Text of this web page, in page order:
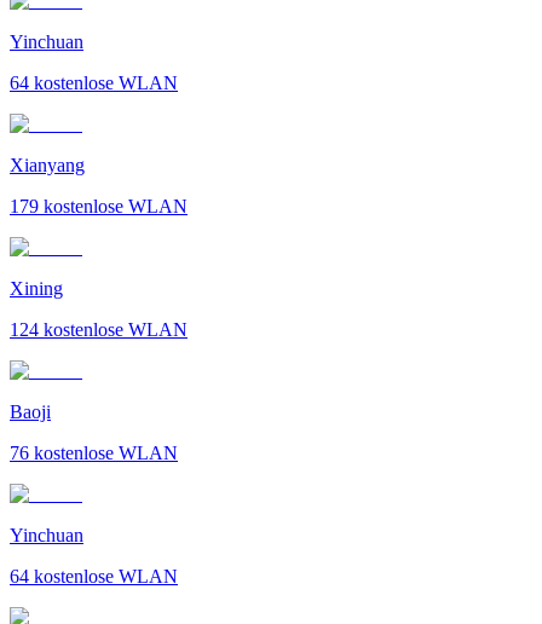
Yinchuan
64 kostenlose WLAN
Xianyang
179 kostenlose WLAN
Xining
124 kostenlose WLAN
Baoji
76 kostenlose WLAN
Yinchuan
64 kostenlose WLAN